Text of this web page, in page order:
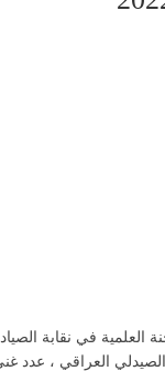
العلمية في نقابة
العراقي ، عدد